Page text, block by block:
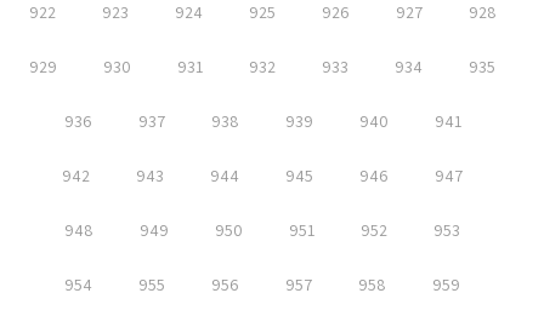
922 923 924 925 926 927 928
929 930 931 932 933 934 935
936 937 938 939 940 941
942 943 944 945 946 947
948 949 950 951 952 953
954 955 956 957 958 959